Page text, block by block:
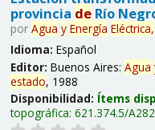
provincia deRío
por Agua y Energía Eléctrica,
Idioma: Español
Editor: Buenos Aires: Agua
estado, 1988
Disponibilidad: Ítems
topográfica: 621.374.5/